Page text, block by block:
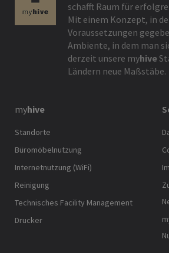
schafft Raum für
Mit einem Konzept, in
Voraussetzungen
Ambiente, in dem man
derzeit unsere myhive
Ländern neue Maßstäbe.
myhive
Standorte
Büromöbelnutzung
Internetnutzung (WiFi)
Reinigung
Technisches Facility Management
Drucker